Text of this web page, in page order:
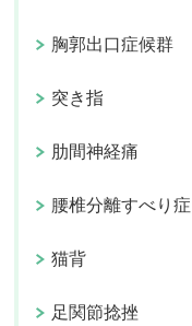
胸郭出口症候群
突き指
肋間神経痛
腰椎分離すべり症
猫背
足関節捻挫